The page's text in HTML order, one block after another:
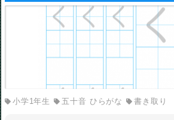
小学1年生 五十音 ひらがな 書き取り